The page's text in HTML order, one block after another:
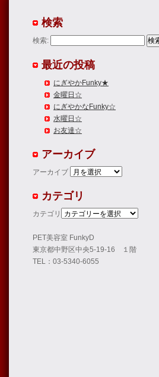
検索
検索:
最近の投稿
にぎやかFunky★
金曜日☆
にぎやかなFunky☆
水曜日☆
お友達☆
アーカイブ
アーカイブ
カテゴリ
カテゴリ
PET美容室 FunkyD
東京都中野区中央5-19-16 １階
TEL：03-5340-6055